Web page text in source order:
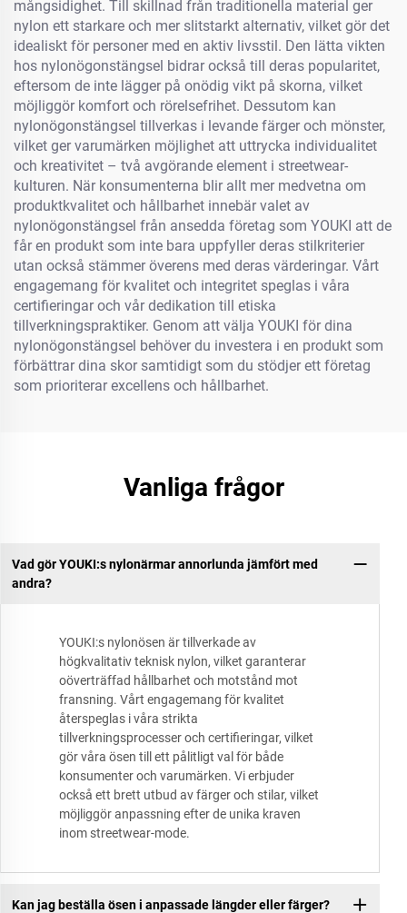
mångsidighet. Till skillnad från traditionella material ger
nylon ett starkare och mer slitstarkt alternativ, vilket gör det
idealiskt för personer med en aktiv livsstil. Den lätta vikten
hos nylonögonstängsel bidrar också till deras popularitet,
eftersom de inte lägger på onödig vikt på skorna, vilket
möjliggör komfort och rörelsefrihet. Dessutom kan
nylonögonstängsel tillverkas i levande färger och mönster,
vilket ger varumärken möjlighet att uttrycka individualitet
och kreativitet – två avgörande element i streetwear-
kulturen. När konsumenterna blir allt mer medvetna om
produktkvalitet och hållbarhet innebär valet av
nylonögonstängsel från ansedda företag som YOUKI att de
får en produkt som inte bara uppfyller deras stilkriterier
utan också stämmer överens med deras värderingar. Vårt
engagemang för kvalitet och integritet speglas i våra
certifieringar och vår dedikation till etiska
tillverkningspraktiker. Genom att välja YOUKI för dina
nylonögonstängsel behöver du investera i en produkt som
förbättrar dina skor samtidigt som du stödjer ett företag
som prioriterar excellens och hållbarhet.
Vanliga frågor
Vad gör YOUKI:s nylonärmar annorlunda jämfört med
andra?
YOUKI:s nylonösen är tillverkade av
högkvalitativ teknisk nylon, vilket garanterar
oöverträffad hållbarhet och motstånd mot
fransning. Vårt engagemang för kvalitet
återspeglas i våra strikta
tillverkningsprocesser och certifieringar, vilket
gör våra ösen till ett pålitligt val för både
konsumenter och varumärken. Vi erbjuder
också ett brett utbud av färger och stilar, vilket
möjliggör anpassning efter de unika kraven
inom streetwear-mode.
Kan jag beställa ösen i anpassade längder eller färger?